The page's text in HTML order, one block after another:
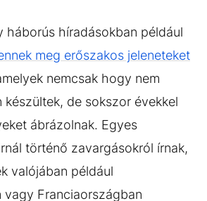
háborús híradásokban például
meg erőszakos jeleneteket
nemcsak hogy nem
de sokszor évekkel
ábrázolnak. Egyes
történő zavargásokról írnak,
valójában például
vagy Franciaországban